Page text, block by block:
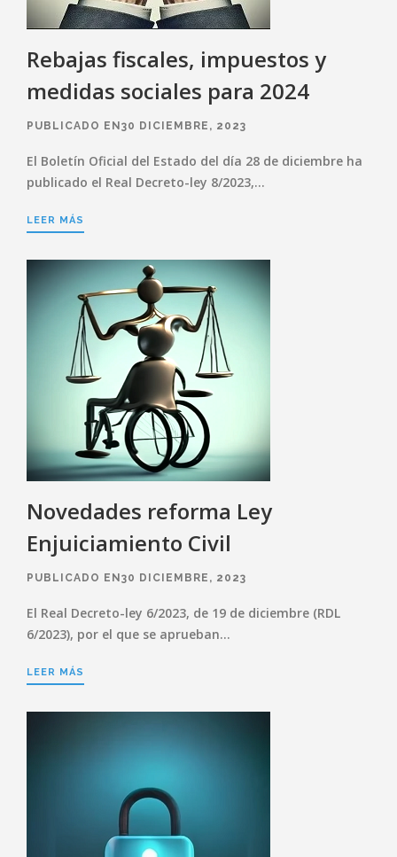
Rebajas fiscales, impuestos y
medidas sociales para 2024
PUBLICADO EN30 DICIEMBRE, 2023
El Boletín Oficial del Estado del día 28 de diciembre ha
publicado el Real Decreto-ley 8/2023,…
LEER MÁS
Novedades reforma Ley
Enjuiciamiento Civil
PUBLICADO EN30 DICIEMBRE, 2023
El Real Decreto-ley 6/2023, de 19 de diciembre (RDL
6/2023), por el que se aprueban…
LEER MÁS